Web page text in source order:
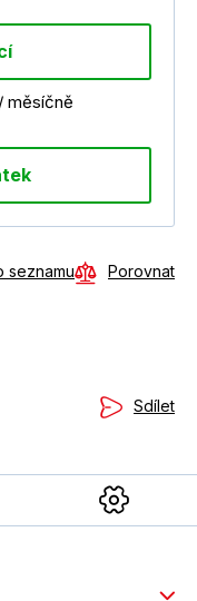
měsíčně
seznamu Porovnat
Sdílet